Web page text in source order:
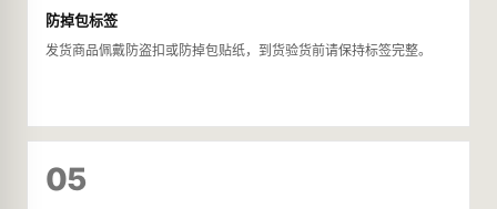
防掉包标签
发货商品佩戴防盗扣或防掉包贴纸，到货验货前请保持标签完整。
05